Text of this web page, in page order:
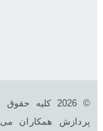
© 2026 کليه
پردازش همکاران